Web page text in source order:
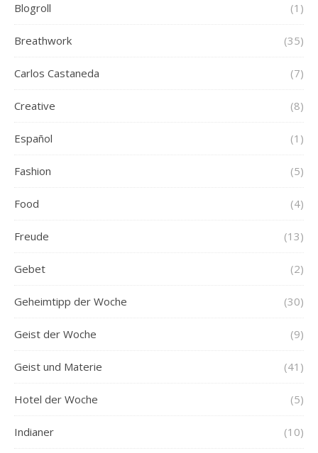
Blogroll (1)
Breathwork (35)
Carlos Castaneda (7)
Creative (8)
Español (1)
Fashion (5)
Food (4)
Freude (13)
Gebet (2)
Geheimtipp der Woche (30)
Geist der Woche (9)
Geist und Materie (41)
Hotel der Woche (5)
Indianer (10)